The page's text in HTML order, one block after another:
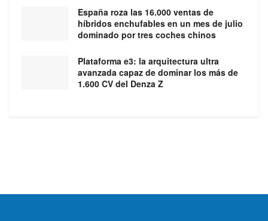
España roza las 16.000 ventas de
híbridos enchufables en un mes de julio
dominado por tres coches chinos
Plataforma e3: la arquitectura ultra
avanzada capaz de dominar los más de
1.600 CV del Denza Z